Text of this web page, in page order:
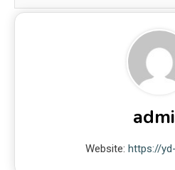
Website: https://